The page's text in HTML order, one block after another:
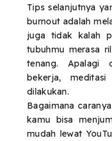
Tips selanjutnya
burnout adalah
juga tidak kalah
tubuhmu merasa
tenang. Apalagi
bekerja,
dilakukan.
Bagaimana
kamu bisa
mudah lewat